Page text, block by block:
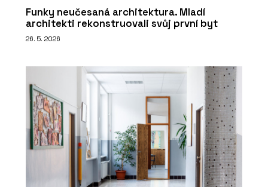
Funky neučesaná architektura. Mladí
architekti rekonstruovali svůj první byt
26. 5. 2026